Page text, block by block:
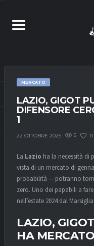
MERCATO
LAZIO, GIGOT
DIFENSORE
1
22 OTTOBRE 2025 5 11
La Lazio ha la necessità di
vista di un mercato di
probabilità — potranno
zero. Uno dei papabili a
nell’estate 2024 dal
LAZIO,
HA